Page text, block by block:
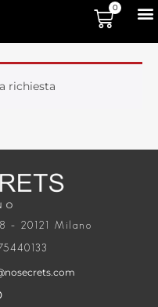
0
richiesta
– 20121 Milano